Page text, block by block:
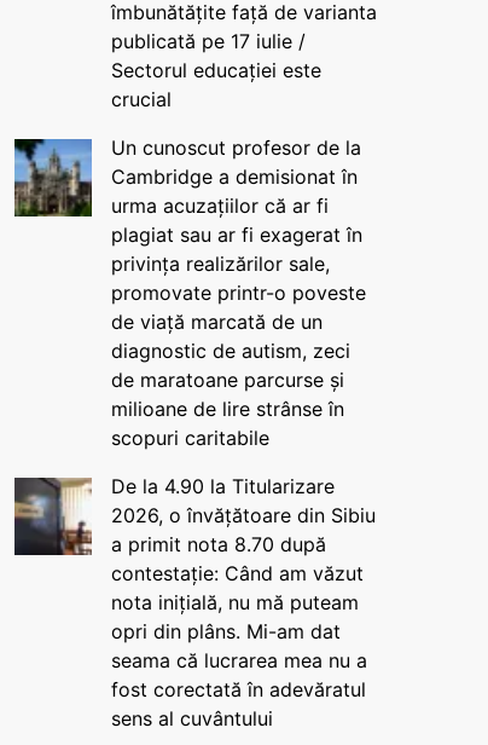
îmbunătățite față de varianta
publicată pe 17 iulie /
Sectorul educației este
crucial
Un cunoscut profesor de la
Cambridge a demisionat în
urma acuzațiilor că ar fi
plagiat sau ar fi exagerat în
privința realizărilor sale,
promovate printr-o poveste
de viață marcată de un
diagnostic de autism, zeci
de maratoane parcurse și
milioane de lire strânse în
scopuri caritabile
De la 4.90 la Titularizare
2026, o învățătoare din Sibiu
a primit nota 8.70 după
contestație: Când am văzut
nota inițială, nu mă puteam
opri din plâns. Mi-am dat
seama că lucrarea mea nu a
fost corectată în adevăratul
sens al cuvântului